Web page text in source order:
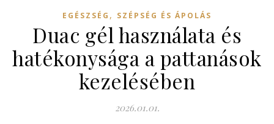
EGÉSZSÉG , SZÉPSÉG ÉS ÁPOLÁS
Duac gél használata és
hatékonysága a pattanások
kezelésében
2026.01.01.